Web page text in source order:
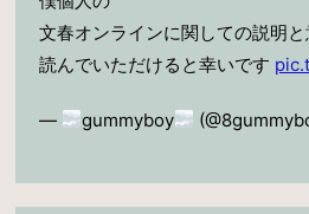
文春オンラインに関しての説明
読んでいただけると幸いです
— gummyboy